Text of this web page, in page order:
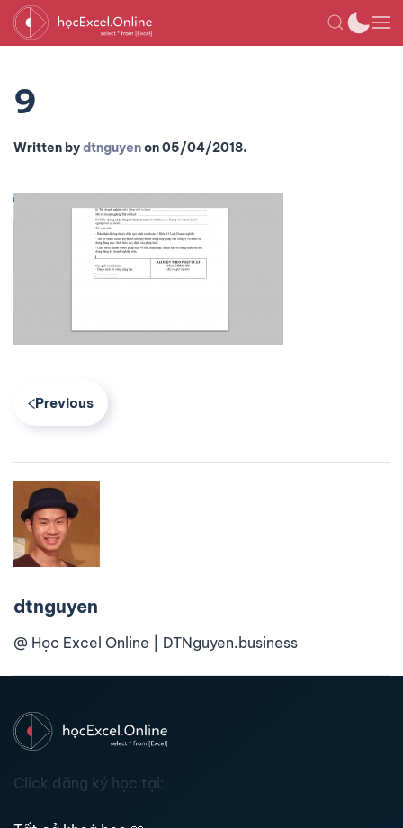
9
Written bydtnguyenon05/04/2018.
Previous
dtnguyen
@ Học Excel Online | DTNguyen.business
Click đăng ký học tại: